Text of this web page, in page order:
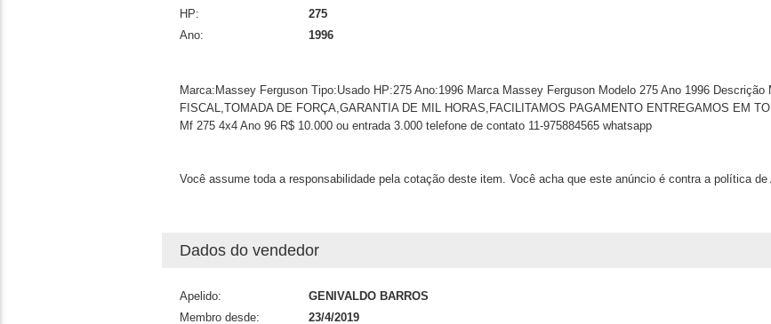
HP:
275
Ano:
1996
Marca:Massey Ferguson Tipo:Usado HP:275 Ano:1996 Marca Massey Ferguson Modelo 275 Ano 1996
FISCAL,TOMADA DE FORÇA,GARANTIA DE MIL HORAS,FACILITAMOS PAGAMENTO ENTREGAMOS EM
Mf 275 4x4 Ano 96 R$ 10.000 ou entrada 3.000 telefone de contato 11-975884565 whatsapp
Você assume toda a responsabilidade pela cotação deste item. Você acha que este anúncio é contra a política de
Dados do vendedor
Apelido:
GENIVALDO BARROS
Membro desde:
23/4/2019